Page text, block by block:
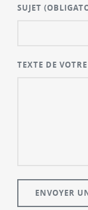
SUJET
TEXTE DE